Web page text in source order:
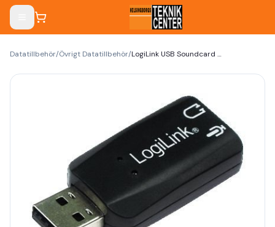
Datatillbehör/Övrigt Datatillbehör/ LogiLink USB Soundcard Virtual 3D Soundeffects USB 2.0 Ekstern